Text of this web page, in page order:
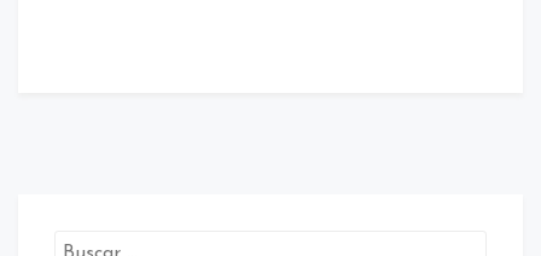
Buscar: